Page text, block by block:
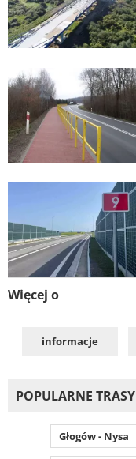
Więcej o
informacje
POPULARNE TRASY
Głogów - Nysa